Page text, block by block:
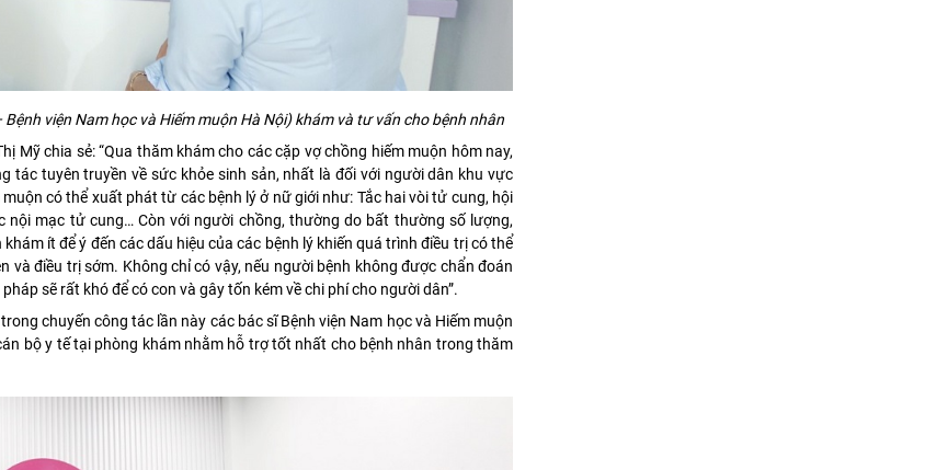
Bệnh viện Nam học và Hiếm muộn Hà Nội)khám và tư vấn cho bệnh nhân
Mỹ chia sẻ: “Qua thăm khám cho các cặp vợ chồng hiếm muộn hôm nay,
tác tuyên truyền về sức khỏe sinh sản, nhất là đối với người dân khu vực
có thể xuất phát từ các bệnh lý ở nữ giới như: Tắc hai vòi tử cung, hội
mạc tử cung… Còn với người chồng, thường do bất thường số lượng,
ít để ý đến các dấu hiệu của các bệnh lý khiến quá trình điều trị có thể
và điều trị sớm. Không chỉ có vậy, nếu người bệnh không được chẩn đoán
sẽ rất khó để có con và gây tốn kém về chi phí cho người dân”.
chuyến công tác lần này các bác sĩ Bệnh viện Nam học và Hiếm muộn
bộ y tế tại phòng khám nhằm hỗ trợ tốt nhất cho bệnh nhân trong thăm